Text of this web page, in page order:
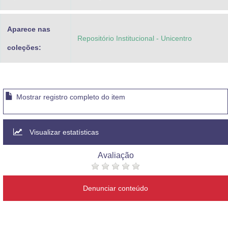
Aparece nas
coleções:
Repositório Institucional - Unicentro
Mostrar registro completo do item
Visualizar estatísticas
Avaliação
Denunciar conteúdo